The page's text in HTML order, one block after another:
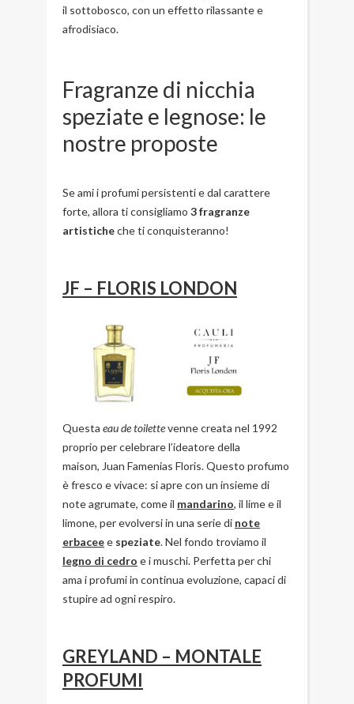
il sottobosco, con un effetto rilassante e
afrodisiaco.
Fragranze di nicchia
speziate e legnose: le
nostre proposte
Se ami i profumi persistenti e dal carattere
forte, allora ti consigliamo 3 fragranze
artisticheche ti conquisteranno!
JF – FLORIS LONDON
Questa eau de toilettevenne creata nel 1992
proprio per celebrare l’ideatore della
maison, Juan Famenias Floris. Questo profumo
è fresco e vivace: si apre con un insieme di
note agrumate, come il mandarino, il lime e il
limone, per evolversi in una serie di note
erbaceee speziate. Nel fondo troviamo il
legno di cedro e i muschi. Perfetta per chi
ama i profumi in continua evoluzione, capaci di
stupire ad ogni respiro.
GREYLAND – MONTALE
PROFUMI